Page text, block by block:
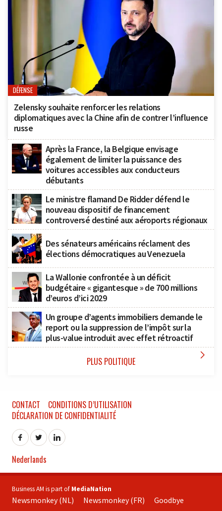
DÉFENSE
Zelensky souhaite renforcer les relations
diplomatiques avec la Chine afin de contrer l’influence
russe
Après la France, la Belgique envisage
également de limiter la puissance des
voitures accessibles aux conducteurs
débutants
Le ministre flamand De Ridder défend le
nouveau dispositif de financement
controversé destiné aux aéroports régionaux
Des sénateurs américains réclament des
élections démocratiques au Venezuela
La Wallonie confrontée à un déficit
budgétaire « gigantesque » de 700 millions
d’euros d’ici 2029
Un groupe d’agents immobiliers demande le
report ou la suppression de l’impôt sur la
plus-value introduit avec effet rétroactif
PLUS POLITIQUE 
CONTACT
CONDITIONS D’UTILISATION
DÉCLARATION DE CONFIDENTIALITÉ
Nederlands
Business AM is part of MediaNation
Newsmonkey (NL) Newsmonkey (FR) Goodbye